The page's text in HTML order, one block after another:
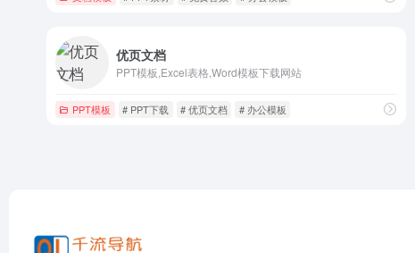
优页文档
PPT模板,Excel表格,Word模板下载网站
PPT模板 # PPT下载 # 优页文档 # 办公模板